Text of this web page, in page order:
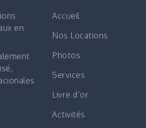
en
Accueil
Nos Locations
Photos
Services
Livre d’or
Activités